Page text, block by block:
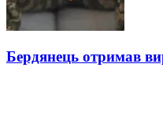
Бердянець отримав